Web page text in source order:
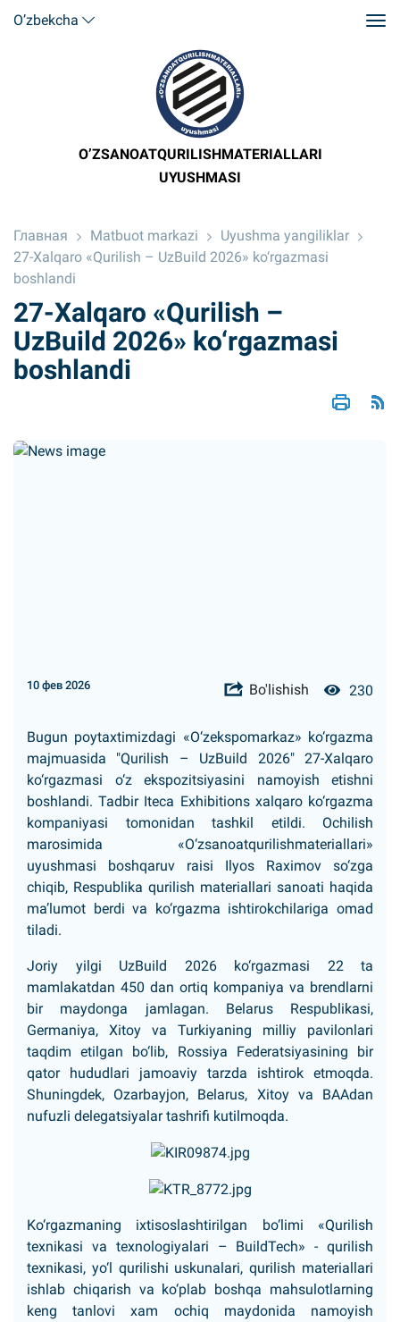
O’zbekcha
O’ZSANOATQURILISHMATERIALLARI
UYUSHMASI
Главная Matbuot markazi
Uyushma yangiliklar
27-Xalqaro «Qurilish – UzBuild 2026» ko‘rgazmasi
boshlandi
27-Xalqaro «Qurilish –
UzBuild 2026» ko‘rgazmasi
boshlandi
10 фев 2026 Bo'lishish 230
Bugun poytaxtimizdagi «O‘zekspomarkaz» ko‘rgazma
majmuasida "Qurilish – UzBuild 2026" 27-Xalqaro
ko‘rgazmasi o‘z ekspozitsiyasini namoyish etishni
boshlandi. Tadbir Iteca Exhibitions xalqaro ko‘rgazma
kompaniyasi tomonidan tashkil etildi. Ochilish
marosimida «O‘zsanoatqurilishmateriallari»
uyushmasi boshqaruv raisi Ilyos Raximov so‘zga
chiqib, Respublika qurilish materiallari sanoati haqida
ma’lumot berdi va ko‘rgazma ishtirokchilariga omad
tiladi.
Joriy yilgi UzBuild 2026 ko‘rgazmasi 22 ta
mamlakatdan 450 dan ortiq kompaniya va brendlarni
bir maydonga jamlagan. Belarus Respublikasi,
Germaniya, Xitoy va Turkiyaning milliy pavilonlari
taqdim etilgan bo‘lib, Rossiya Federatsiyasining bir
qator hududlari jamoaviy tarzda ishtirok etmoqda.
Shuningdek, Ozarbayjon, Belarus, Xitoy va BAAdan
nufuzli delegatsiyalar tashrifi kutilmoqda.
Ko‘rgazmaning ixtisoslashtirilgan bo‘limi «Qurilish
texnikasi va texnologiyalari – BuildTech» - qurilish
texnikasi, yo‘l qurilishi uskunalari, qurilish materiallari
ishlab chiqarish va ko‘plab boshqa mahsulotlarning
keng tanlovi xam ochiq maydonida namoyish